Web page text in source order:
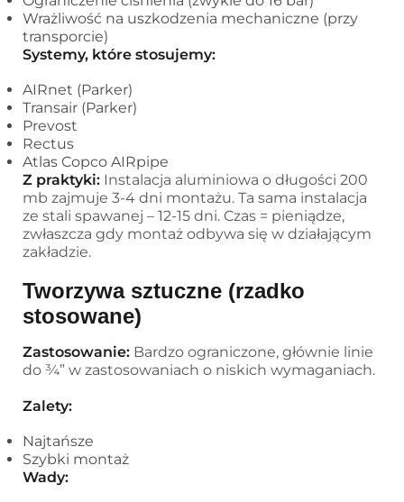
Wrażliwość na uszkodzenia mechaniczne (przy
transporcie)
Systemy, które stosujemy:
AIRnet (Parker)
Transair (Parker)
Prevost
Rectus
Atlas Copco AIRpipe
Z praktyki: Instalacja aluminiowa o długości 200
mb zajmuje 3-4 dni montażu. Ta sama instalacja
ze stali spawanej – 12-15 dni. Czas = pieniądze,
zwłaszcza gdy montaż odbywa się w działającym
zakładzie.
Tworzywa sztuczne (rzadko
stosowane)
Zastosowanie: Bardzo ograniczone, głównie linie
do ¾” w zastosowaniach o niskich wymaganiach.
Zalety:
Najtańsze
Szybki montaż
Wady: